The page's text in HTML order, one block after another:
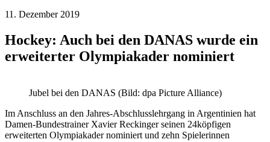
11. Dezember 2019
Hockey: Auch bei den DANAS wurde ein
erweiterter Olympiakader nominiert
Jubel bei den DANAS (Bild: dpa Picture Alliance)
Im Anschluss an den Jahres-Abschlusslehrgang in Argentinien hat
Damen-Bundestrainer Xavier Reckinger seinen 24köpfigen
erweiterten Olympiakader nominiert und zehn Spielerinnen